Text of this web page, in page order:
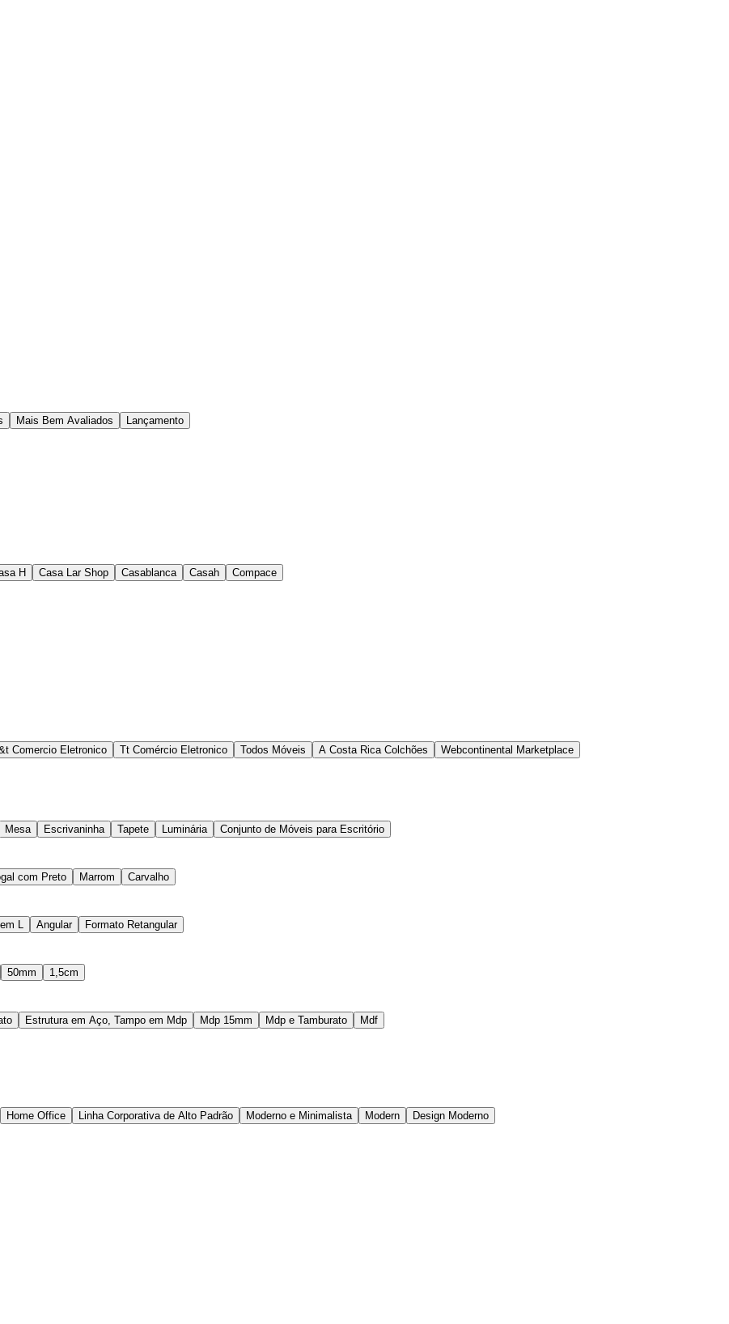
Mais Bem Avaliados Lançamento
H Casa Lar Shop Casablanca Casah Compace
Comercio Eletronico Tt Comércio Eletronico Todos Móveis A Costa Rica Colchões Webcontinental Marketplace
Mesa Escrivaninha Tapete Luminária Conjunto de Móveis para Escritório
com Preto Marrom Carvalho
L Angular Formato Retangular
50mm 1,5cm
Estrutura em Aço, Tampo em Mdp Mdp 15mm Mdp e Tamburato Mdf
Home Office Linha Corporativa de Alto Padrão Moderno e Minimalista Modern Design Moderno